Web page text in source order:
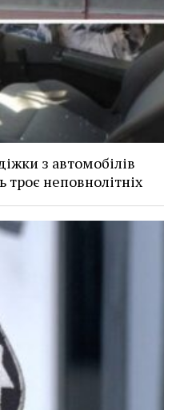
з автомобілів
неповнолітніх